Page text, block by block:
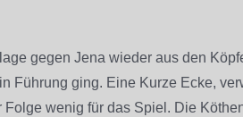
gegen Jena wieder aus den
Führung ging. Eine Kurze Ecke,
wenig für das Spiel. Die